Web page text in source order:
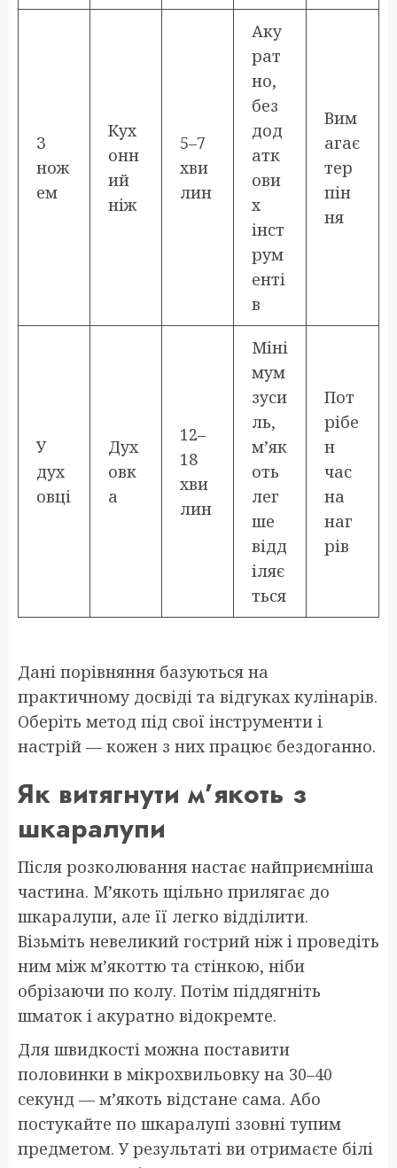
З
нож
ем
Кух
онн
ий
ніж
5–7
хви
лин
Аку
рат
но,
без
дод
атк
ови
х
інст
рум
енті
в
Вим
агає
тер
пін
ня
У
дух
овці
Дух
овк
а
12–
18
хви
лин
Міні
мум
зуси
ль,
м’як
оть
лег
ше
відд
іляє
ться
Пот
рібе
н
час
на
наг
рів
Дані порівняння базуються на
практичному досвіді та відгуках кулінарів.
Оберіть метод під свої інструменти і
настрій — кожен з них працює бездоганно.
Як витягнути м’якоть з
шкаралупи
Після розколювання настає найприємніша
частина. М’якоть щільно прилягає до
шкаралупи, але її легко відділити.
Візьміть невеликий гострий ніж і проведіть
ним між м’якоттю та стінкою, ніби
обрізаючи по колу. Потім піддягніть
шматок і акуратно відокремте.
Для швидкості можна поставити
половинки в мікрохвильовку на 30–40
секунд — м’якоть відстане сама. Або
постукайте по шкаралупі ззовні тупим
предметом. У результаті ви отримаєте білі